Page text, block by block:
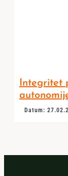
Integritet
Datum: